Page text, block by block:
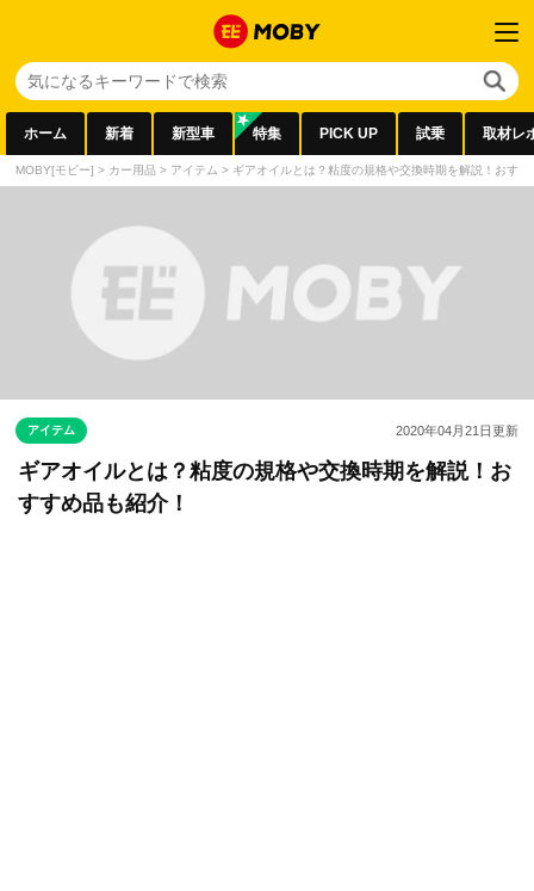
ホーム 新着 新型車 特集 PICK UP 試乗 取材レ
MOBY[モビー] > カー用品 > アイテム > ギアオイルとは？粘度の規格や交換時期を解説！おすす
アイテム 2020年04月21日更新
ギアオイルとは？粘度の規格や交換時期を解説！お
すすめ品も紹介！